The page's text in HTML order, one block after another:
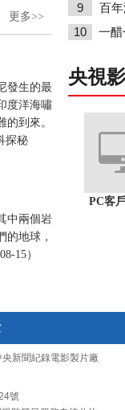
更多>>
發生的最
度洋海嘯
到來。
探秘
中兩個岩
的地球，
15）
9 百
10 一醋
央視
PC客
央新聞紀錄電影製片廠
號